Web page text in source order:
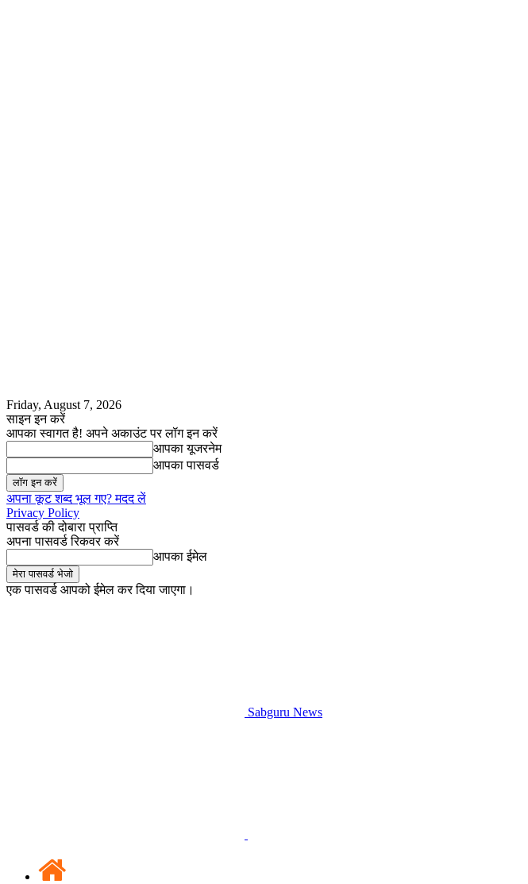
Friday, August 7, 2026
साइन इन करें
आपका स्वागत है! अपने अकाउंट पर लॉग इन करें
आपका यूजरनेम
आपका पासवर्ड
अपना कूट शब्द भूल गए? मदद लें
Privacy Policy
पासवर्ड की दोबारा प्राप्ति
अपना पासवर्ड रिकवर करें
आपका ईमेल
एक पासवर्ड आपको ईमेल कर दिया जाएगा।
Sabguru News